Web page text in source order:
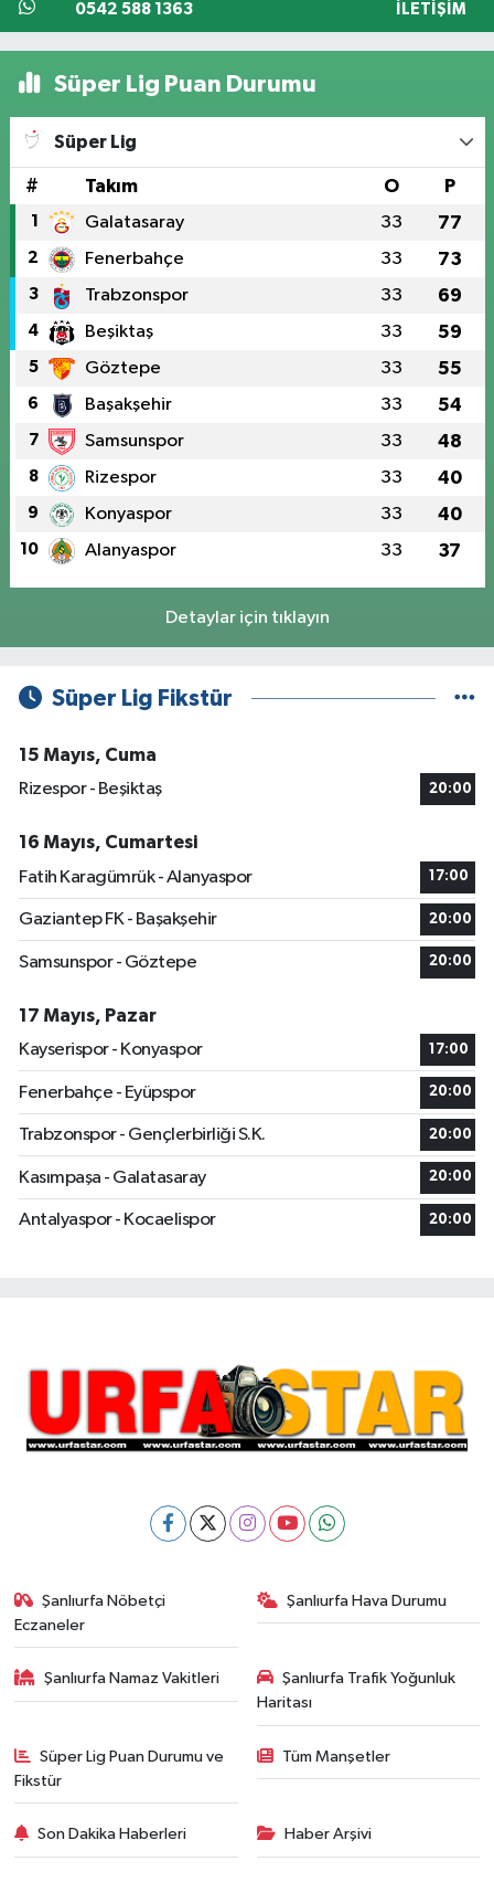
0542 588 1363 İLETIŞIM
Süper Lig Puan Durumu
Süper Lig
# Takım O P
1 Galatasaray 33 77
2 Fenerbahçe 33 73
3 Trabzonspor 33 69
4 Beşiktaş 33 59
5 Göztepe 33 55
6 Başakşehir 33 54
7 Samsunspor 33 48
8 Rizespor 33 40
9 Konyaspor 33 40
10 Alanyaspor 33 37
Detaylar için tıklayın
Süper Lig Fikstür
15 Mayıs, Cuma
Rizespor - Beşiktaş
20:00
16 Mayıs, Cumartesi
Fatih Karagümrük - Alanyaspor
17:00
Gaziantep FK - Başakşehir 20:00
Samsunspor - Göztepe 20:00
17 Mayıs, Pazar
Kayserispor - Konyaspor
17:00
Fenerbahçe - Eyüpspor 20:00
Trabzonspor - Gençlerbirliği S.K. 20:00
Kasımpaşa - Galatasaray 20:00
Antalyaspor - Kocaelispor 20:00
Şanlıurfa Nöbetçi
Eczaneler
Şanlıurfa Hava Durumu
Şanlıurfa Namaz Vakitleri
Şanlıurfa Trafik Yoğunluk
Haritası
Süper Lig Puan Durumu ve
Fikstür
Tüm Manşetler
Son Dakika Haberleri Haber Arşivi